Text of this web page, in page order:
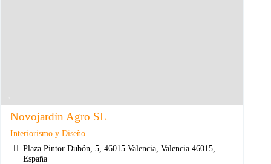
Novojardín Agro SL
Interiorismo y Diseño
Plaza Pintor Dubón, 5, 46015 Valencia, Valencia 46015,
España